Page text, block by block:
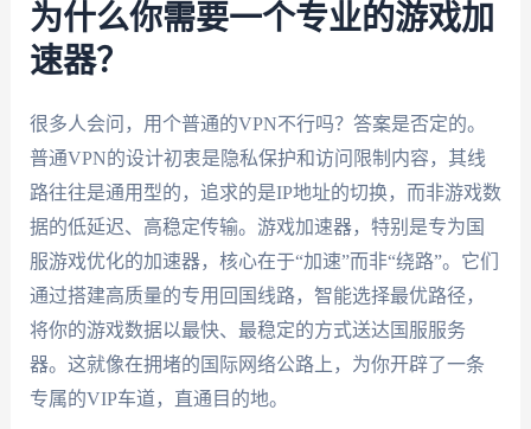
为什么你需要一个专业的游戏加
速器？
很多人会问，用个普通的VPN不行吗？答案是否定的。
普通VPN的设计初衷是隐私保护和访问限制内容，其线
路往往是通用型的，追求的是IP地址的切换，而非游戏数
据的低延迟、高稳定传输。游戏加速器，特别是专为国
服游戏优化的加速器，核心在于“加速”而非“绕路”。它们
通过搭建高质量的专用回国线路，智能选择最优路径，
将你的游戏数据以最快、最稳定的方式送达国服服务
器。这就像在拥堵的国际网络公路上，为你开辟了一条
专属的VIP车道，直通目的地。